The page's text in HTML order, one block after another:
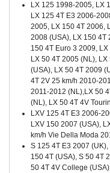
LX 125 1998-2005, LX
LX 125 4T E3 2006-
2005, LX 150 4T 2006,
2008 (USA), LX 150 4T
150 4T Euro 3 2009,
LX 50 4T 2005 (NL),
(USA), LX 50 4T 2009
4T 2V 25 km/h 2010-
2011-2012 (NL),LX 50
(NL), LX 50 4T 4V
LXV 125 4T E3 2006-
LXV 150 2007 (USA),
km/h Vie Della Moda
S 125 4T E3 2007
150 4T (USA), S 50 4T
50 4T 4V College (USA)